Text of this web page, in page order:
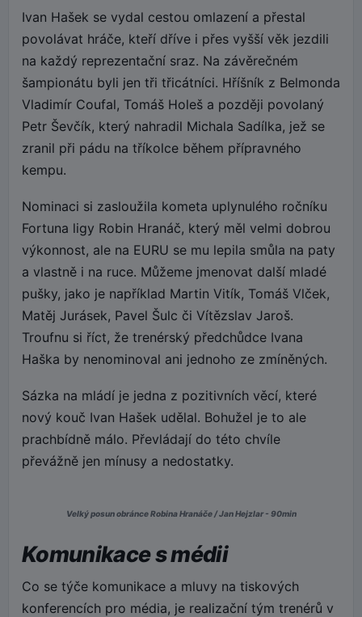
Ivan Hašek se vydal cestou omlazení a přestal
povolávat hráče, kteří dříve i přes vyšší věk jezdili
na každý reprezentační sraz. Na závěrečném
šampionátu byli jen tři třicátníci. Hříšník z Belmonda
Vladimír Coufal, Tomáš Holeš a později povolaný
Petr Ševčík, který nahradil Michala Sadílka, jež se
zranil při pádu na tříkolce během přípravného
kempu.
Nominaci si zasloužila kometa uplynulého ročníku
Fortuna ligy Robin Hranáč, který měl velmi dobrou
výkonnost, ale na EURU se mu lepila smůla na paty
a vlastně i na ruce. Můžeme jmenovat další mladé
pušky, jako je například Martin Vitík, Tomáš Vlček,
Matěj Jurásek, Pavel Šulc či Vítězslav Jaroš.
Troufnu si říct, že trenérský předchůdce Ivana
Haška by nenominoval ani jednoho ze zmíněných.
Sázka na mládí je jedna z pozitivních věcí, které
nový kouč Ivan Hašek udělal. Bohužel je to ale
prachbídně málo. Převládají do této chvíle
převážně jen mínusy a nedostatky.
Velký posun obránce Robina Hranáče / Jan Hejzlar - 90min
Komunikace s médii
Co se týče komunikace a mluvy na tiskových
konferencích pro média, je realizační tým trenérů v